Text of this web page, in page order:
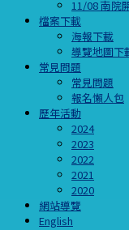
11/08 南院
檔案下載
海報下載
導覽地圖下
常見問題
常見問題
報名懶人包
歷年活動
2024
2023
2022
2021
2020
網站導覽
English